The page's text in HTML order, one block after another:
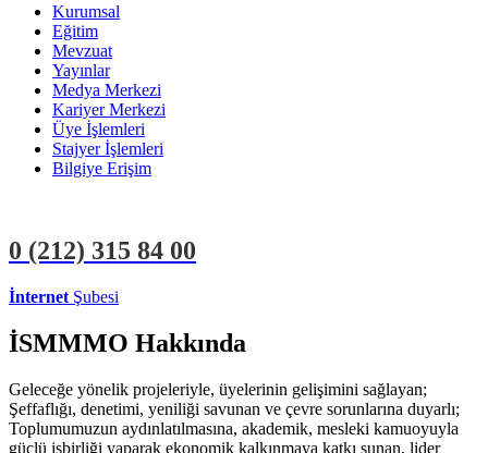
Kurumsal
Eğitim
Mevzuat
Yayınlar
Medya Merkezi
Kariyer Merkezi
Üye İşlemleri
Stajyer İşlemleri
Bilgiye Erişim
0 (212) 315 84 00
İnternet Şubesi
İSMMMO Hakkında
Geleceğe yönelik projeleriyle, üyelerinin gelişimini sağlayan;
Şeffaflığı, denetimi, yeniliği savunan ve çevre sorunlarına duyarlı;
Toplumumuzun aydınlatılmasına, akademik, mesleki kamuoyuyla
güçlü işbirliği yaparak ekonomik kalkınmaya katkı sunan, lider